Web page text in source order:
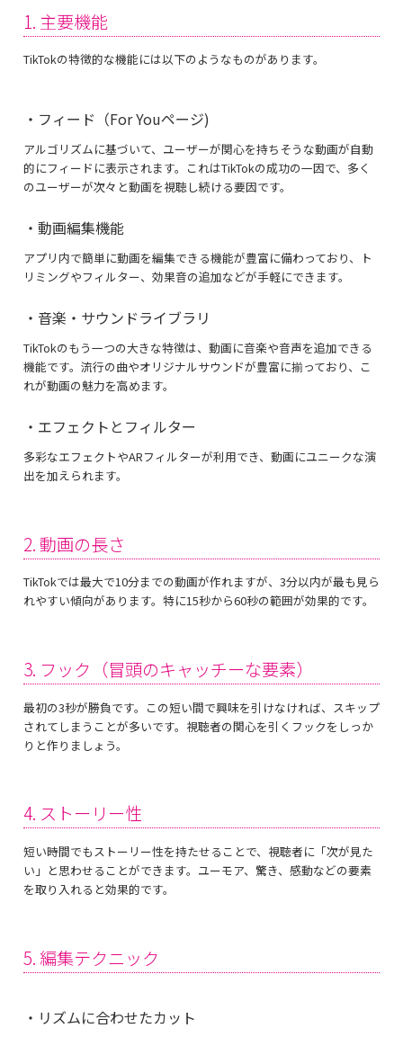
1. 主要機能
TikTokの特徴的な機能には以下のようなものがあります。
・フィード（For Youページ)
アルゴリズムに基づいて、ユーザーが関心を持ちそうな動画が自動
的にフィードに表示されます。これはTikTokの成功の一因で、多く
のユーザーが次々と動画を視聴し続ける要因です。
・動画編集機能
アプリ内で簡単に動画を編集できる機能が豊富に備わっており、ト
リミングやフィルター、効果音の追加などが手軽にできます。
・音楽・サウンドライブラリ
TikTokのもう一つの大きな特徴は、動画に音楽や音声を追加できる
機能です。流行の曲やオリジナルサウンドが豊富に揃っており、こ
れが動画の魅力を高めます。
・エフェクトとフィルター
多彩なエフェクトやARフィルターが利用でき、動画にユニークな演
出を加えられます。
2. 動画の長さ
TikTokでは最大で10分までの動画が作れますが、3分以内が最も見ら
れやすい傾向があります。特に15秒から60秒の範囲が効果的です。
3. フック（冒頭のキャッチーな要素）
最初の3秒が勝負です。この短い間で興味を引けなければ、スキップ
されてしまうことが多いです。視聴者の関心を引くフックをしっか
りと作りましょう。
4. ストーリー性
短い時間でもストーリー性を持たせることで、視聴者に「次が見た
い」と思わせることができます。ユーモア、驚き、感動などの要素
を取り入れると効果的です。
5. 編集テクニック
・リズムに合わせたカット